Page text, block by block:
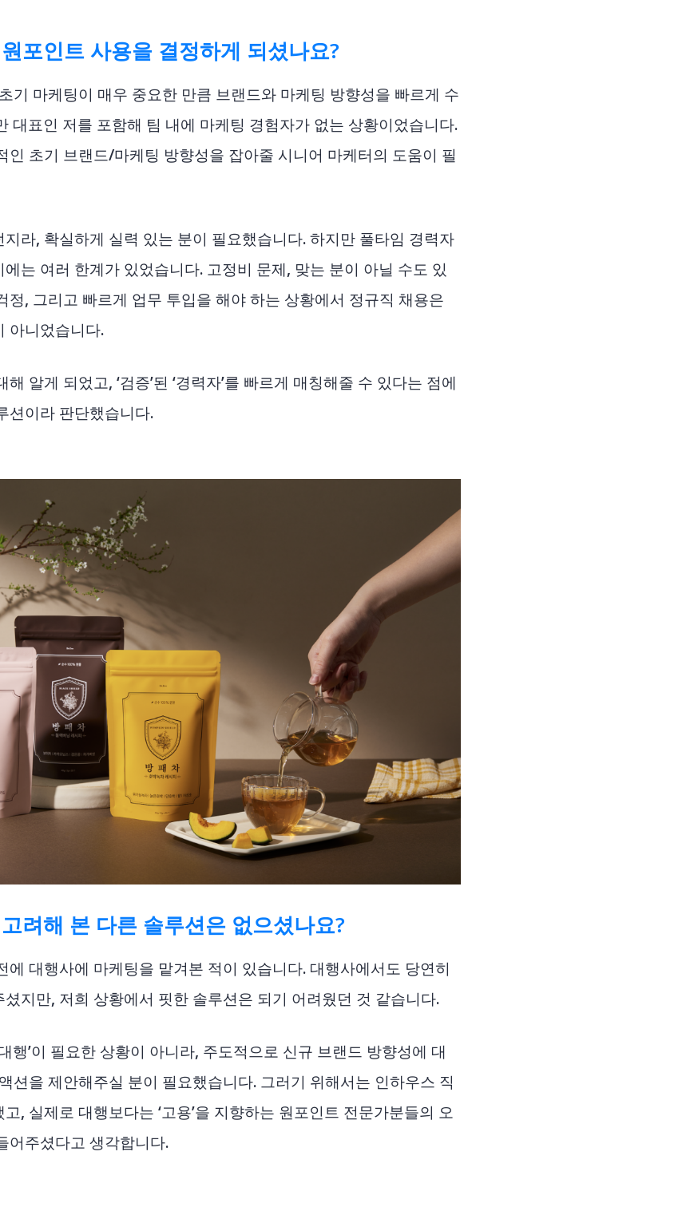
포인트 사용을 결정하게 되셨나요?
기 마케팅이 매우 중요한 만큼 브랜드와 마케팅 방향성을 빠르게 수
대표인 저를 포함해 팀 내에 마케팅 경험자가 없는 상황이었습니다.
인 초기 브랜드/마케팅 방향성을 잡아줄 시니어 마케터의 도움이 필
라, 확실하게 실력 있는 분이 필요했습니다. 하지만 풀타임 경력자
는 여러 한계가 있었습니다. 고정비 문제, 맞는 분이 아닐 수도 있
정, 그리고 빠르게 업무 투입을 해야 하는 상황에서 정규직 채용은
아니었습니다.
알게 되었고, ‘검증’된 ‘경력자’를 빠르게 매칭해줄 수 있다는 점에
션이라 판단했습니다.
려해 본 다른 솔루션은 없으셨나요?
에 대행사에 마케팅을 맡겨본 적이 있습니다. 대행사에서도 당연히
지만, 저희 상황에서 핏한 솔루션은 되기 어려웠던 것 같습니다.
행’이 필요한 상황이 아니라, 주도적으로 신규 브랜드 방향성에 대
션을 제안해주실 분이 필요했습니다. 그러기 위해서는 인하우스 직
, 실제로 대행보다는 ‘고용’을 지향하는 원포인트 전문가분들의 오
어주셨다고 생각합니다.